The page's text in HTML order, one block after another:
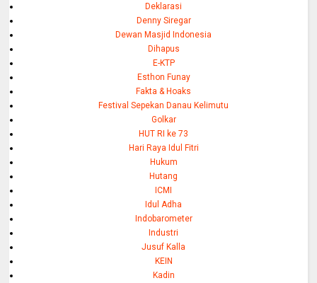
Deklarasi
Denny Siregar
Dewan Masjid Indonesia
Dihapus
E-KTP
Esthon Funay
Fakta & Hoaks
Festival Sepekan Danau Kelimutu
Golkar
HUT RI ke 73
Hari Raya Idul Fitri
Hukum
Hutang
ICMI
Idul Adha
Indobarometer
Industri
Jusuf Kalla
KEIN
Kadin